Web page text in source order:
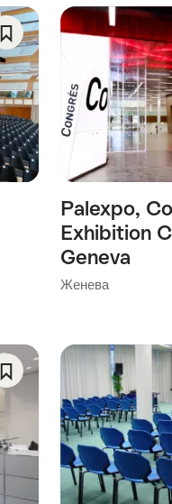
Save
As
Favorite
Palexpo,
Exhibition
Geneva
Женева
Favorite